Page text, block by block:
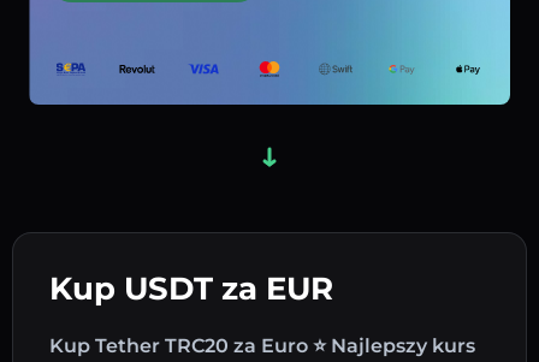
Kup USDT za EUR
Kup Tether TRC20 za Euro ⭐ Najlepszy kurs